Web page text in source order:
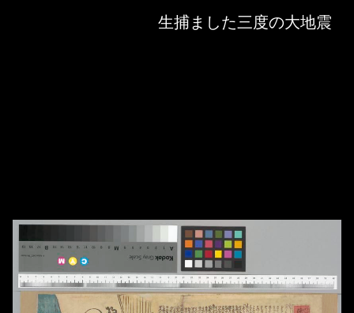
生捕ました三度の大地震